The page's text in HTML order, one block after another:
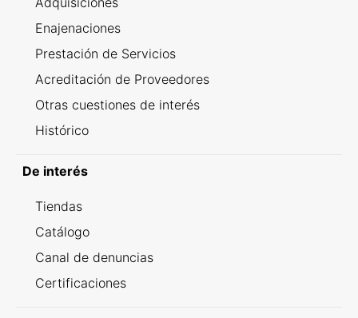
Enajenaciones
Prestación de Servicios
Acreditación de Proveedores
Otras cuestiones de interés
Histórico
De interés
Tiendas
Catálogo
Canal de denuncias
Certificaciones